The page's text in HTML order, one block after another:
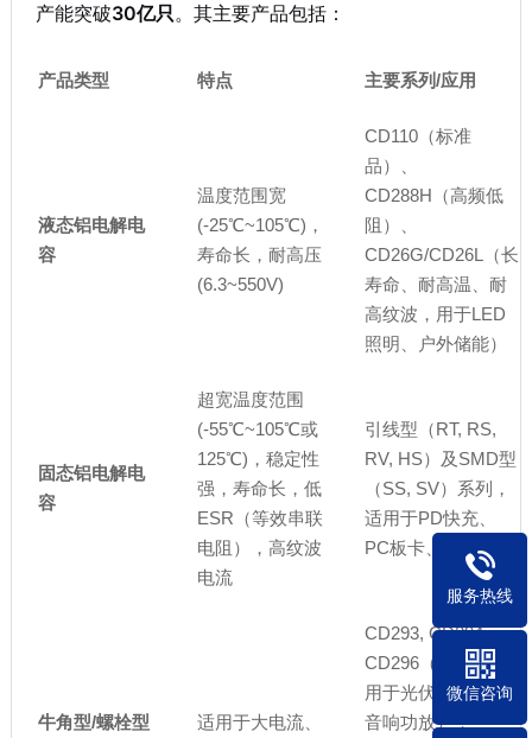
产能突破30亿只。其主要产品包括：
产品类型 特点 主要系列/应用
液态铝电解电
容
温度范围宽
(-25℃~105℃)，
寿命长，耐高压
(6.3~550V)
CD110（标准
品）、
CD288H（高频低
阻）、
CD26G/CD26L（长
寿命、耐高温、耐
高纹波，用于LED
照明、户外储能）
固态铝电解电
容
超宽温度范围
(-55℃~105℃或
125℃)，稳定性
强，寿命长，低
ESR（等效串联
电阻），高纹波
电流
引线型（RT, RS,
RV, HS）及SMD型
（SS, SV）系列，
适用于PD快充、
PC板卡、服务器等
牛角型/螺栓型
适用于大电流、
CD293, CD294,
CD296（牛角型，
用于光伏逆变器、
音响功放）；
服务热线
微信咨询